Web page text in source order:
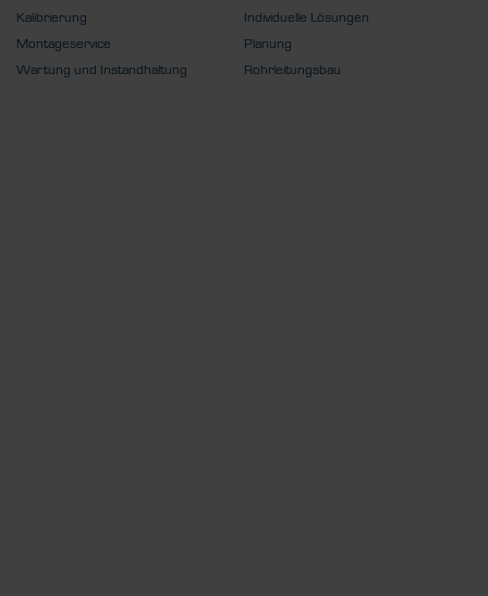
Kalibrierung
Montageservice
Wartung und Instandhaltung
Individuelle Lösungen
Planung
Rohrleitungsbau